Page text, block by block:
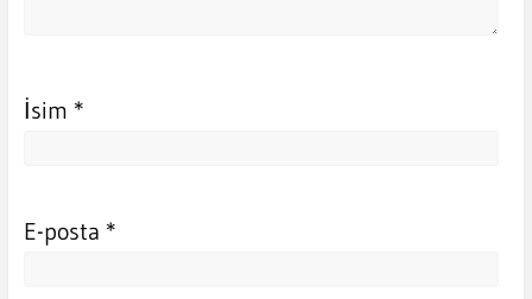
İsim *
E-posta *